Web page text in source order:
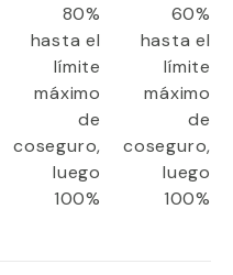
80%
hasta el
límite
máximo
de
coseguro,
luego
100%
60%
hasta el
límite
máximo
de
coseguro,
luego
100%